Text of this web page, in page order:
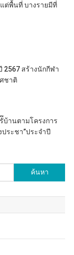
ต่พื้นที่ บางรายมีที่
สร้างนักกีฬา
ชาติ
บ้านตามโครงการ
ระชา”ประจำปี
สำหรับ: